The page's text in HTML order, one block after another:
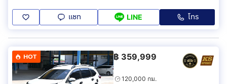
แชท LINE โทร
HOT ฿ 359,999
120,000 กม.